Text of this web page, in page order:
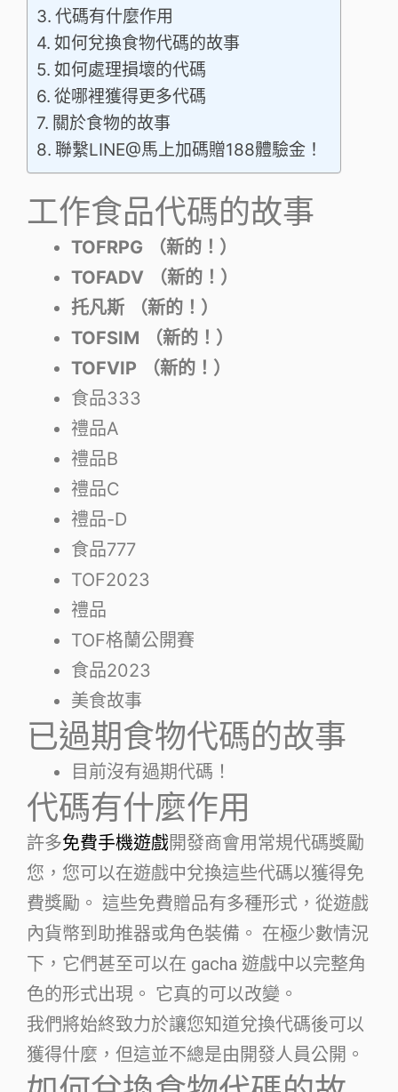
代碼有什麼作用
如何兌換食物代碼的故事
如何處理損壞的代碼
從哪裡獲得更多代碼
關於食物的故事
聯繫LINE@馬上加碼贈188體驗金！
工作食品代碼的故事
TOFRPG
（新的！）
TOFADV
（新的！）
托凡斯
（新的！）
TOFSIM
（新的！）
TOFVIP
（新的！）
食品333
禮品A
禮品B
禮品C
禮品-D
食品777
TOF2023
禮品
TOF格蘭公開賽
食品2023
美食故事
已過期食物代碼的故事
目前沒有過期代碼！
代碼有什麼作用
許多免費手機遊戲開發商會用常規代碼獎勵
您，您可以在遊戲中兌換這些代碼以獲得免
費獎勵。 這些免費贈品有多種形式，從遊戲
內貨幣到助推器或角色裝備。 在極少數情況
下，它們甚至可以在 gacha 遊戲中以完整角
色的形式出現。 它真的可以改變。
我們將始終致力於讓您知道兌換代碼後可以
獲得什麼，但這並不總是由開發人員公開。